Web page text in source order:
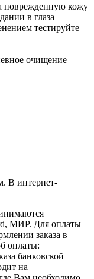
поврежденную кожу
в глаза
тестируйте
очищение
В интернет-
МИР. Для оплаты
заказа в
оплаты:
банковской
на